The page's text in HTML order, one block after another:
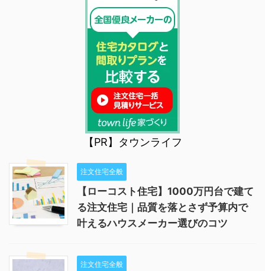
【PR】タウンライフ
注文住宅全般
【ローコスト住宅】1000万円台で建て
る注文住宅｜品質を落とさず予算内で
叶えるハウスメーカー選びのコツ
注文住宅全般